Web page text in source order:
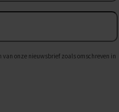
van onze nieuwsbrief zoals omschreven in